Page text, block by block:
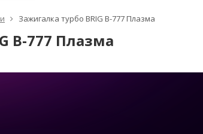
Зажигалка турбо BRIG B-777 Плазма
B-777 Плазма